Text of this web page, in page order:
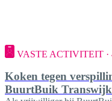
VASTE ACTIVITEIT
Koken tegen
BuurtBuik